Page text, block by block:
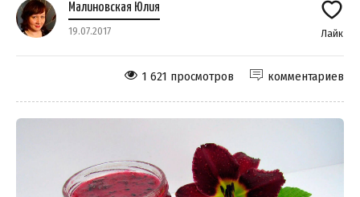
Малиновская Юлия
19.07.2017 Лайк
комментариев
1 621 просмотров